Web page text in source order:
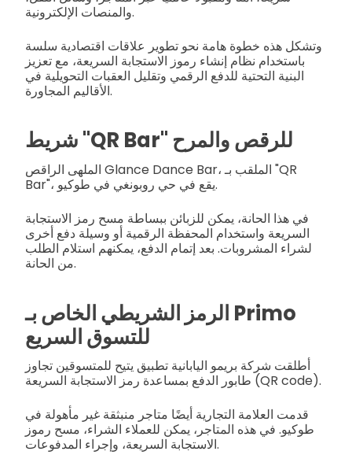
والمنصات الإلكترونية.
وتشكل هذه خطوة هامة نحو تطوير علاقات اقتصادية سلسة
باستخدام نظام إنشاء رموز الاستجابة السريعة، مع تعزيز
البنية التحتية للدفع الرقمي وتقليل العقبات التحويلية في
الأقاليم المجاورة.
شريط "QR Bar" للرقص والمرح
الملهى الراقص Glance Dance Bar، الملقب بـ "QR
Bar"، يقع في حي روبونغي في طوكيو.
في هذا الحانة، يمكن للزبائن ببساطة مسح رمز الاستجابة
السريعة واستخدام المحفظة الرقمية أو وسيلة دفع أخرى
لشراء المشروبات. بعد إتمام الدفع، يمكنهم استلام الطلب
من الحانة.
الرمز الشريطي الخاص بـ Primo
للتسوق السريع
أطلقت شركة بريمو اليابانية تطبيق يتيح للمتسوقين تجاوز
طابور الدفع بمساعدة رمز الاستجابة السريعة (QR code).
قدمت العلامة التجارية أيضًا متاجر منبثقة غير مأهولة في
طوكيو. في هذه المتاجر، يمكن للعملاء الشراء، مسح رموز
الاستجابة السريعة، وإجراء المدفوعات.